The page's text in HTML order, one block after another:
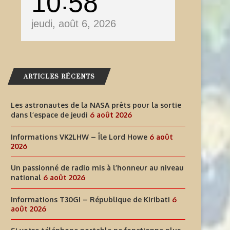
jeudi, août 6, 2026
ARTICLES RÉCENTS
Les astronautes de la NASA prêts pour la sortie
dans l’espace de jeudi 6 août 2026
Informations VK2LHW – Île Lord Howe 6 août
2026
Un passionné de radio mis à l’honneur au niveau
national 6 août 2026
Informations T30GI – République de Kiribati 6
août 2026